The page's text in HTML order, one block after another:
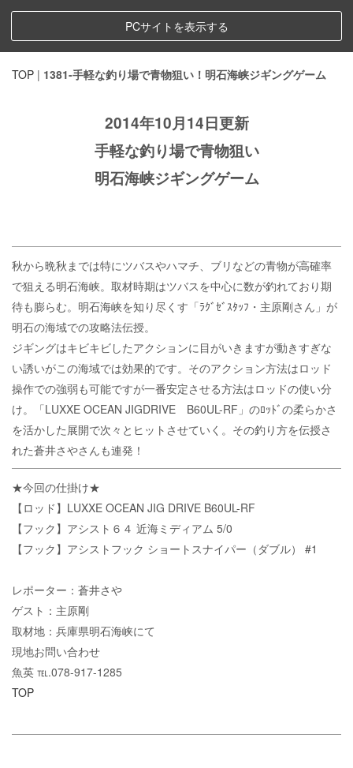
PCサイトを表示する
TOP | 1381-手軽な釣り場で青物狙い！明石海峡ジギングゲーム
2014年10月14日更新
手軽な釣り場で青物狙い
明石海峡ジギングゲーム
秋から晩秋までは特にツバスやハマチ、ブリなどの青物が高確率
で狙える明石海峡。取材時期はツバスを中心に数が釣れており期
待も膨らむ。明石海峡を知り尽くす「ﾗｸﾞｾﾞｽﾀｯﾌ・主原剛さん」が
明石の海域での攻略法伝授。
ジギングはキビキビしたアクションに目がいきますが動きすぎな
い誘いがこの海域では効果的です。そのアクション方法はロッド
操作での強弱も可能ですが一番安定させる方法はロッドの使い分
け。「LUXXE OCEAN JIGDRIVE B60UL-RF」のﾛｯﾄﾞの柔らかさ
を活かした展開で次々とヒットさせていく。その釣り方を伝授さ
れた蒼井さやさんも連発！
★今回の仕掛け★
【ロッド】LUXXE OCEAN JIG DRIVE B60UL-RF
【フック】アシスト６４ 近海ミディアム 5/0
【フック】アシストフック ショートスナイパー（ダブル） #1
レポーター：蒼井さや
ゲスト：主原剛
取材地：兵庫県明石海峡にて
現地お問い合わせ
魚英 ℡.078-917-1285
TOP